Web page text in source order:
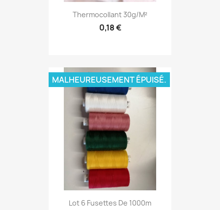
Thermocollant 30g/m²
0,18 €
Lot 6 Fusettes De 1000m
MALHEUREUSEMENT ÉPUISÉ.